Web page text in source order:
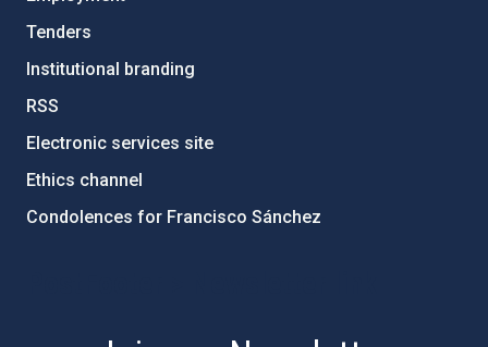
Tenders
Institutional branding
RSS
Electronic services site
Ethics channel
Condolences for Francisco Sánchez